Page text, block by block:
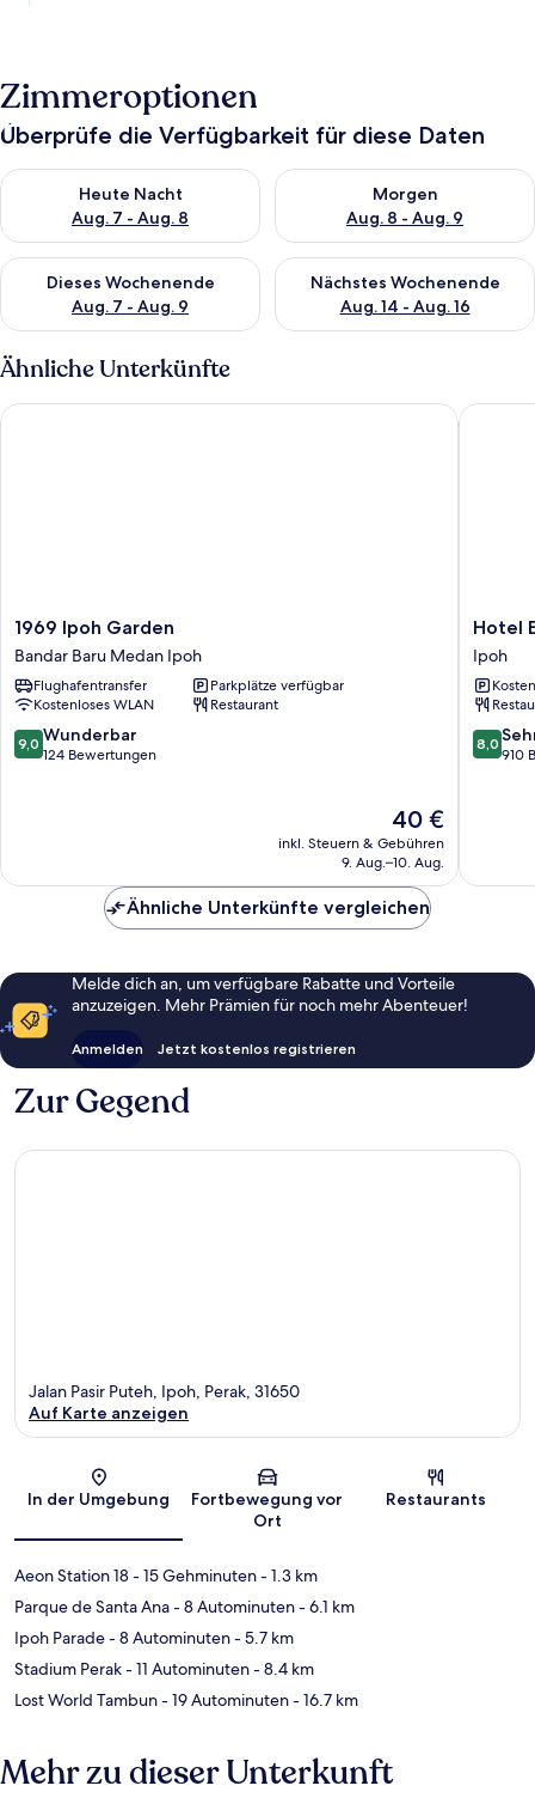
Zimmeroptionen
Überprüfe die Verfügbarkeit für diese Daten
Heute Nacht
Aug. 7 - Aug. 8
Überprüfe die Verfügbarkeit für heute Nacht, Aug. 7 - Aug. 8.
Morgen
Aug. 8 - Aug. 9
Überprüfe die Verfügbarkeit
Dieses Wochenende
Aug. 7 - Aug. 9
Überprüfe die Verfügbarkeit für dieses Wochenende, Aug. 7
Nächstes Wochenende
Aug. 14 - Aug. 16
Überprüfe die Verfügbarkeit
Ähnliche Unterkünfte
1969
Ipoh
Garden
Bandar
Baru
Medan
Ipoh
1969 Ipoh Garden
Bandar Baru Medan Ipoh
Flughafentransfer
Parkplätze verfügbar
Kostenloses WLAN
Restaurant
9.0
von
9,0 Wunderbar
124 Bewertungen
Der
Preis
beträgt
40 €
inkl. Steuern & Gebühren
9. Aug.–10. Aug.
1969 Ipoh Garden
Hotel
Ipoh
Hotel
Ipoh
8.0
von
8,0
910
Hotel
Ähnliche Unterkünfte vergleichen
Melde dich an, um verfügbare Rabatte und Vorteile
anzuzeigen. Mehr Prämien für noch mehr Abenteuer!
Anmelden Jetzt kostenlos registrieren
Zur Gegend
Karte
Jalan Pasir Puteh, Ipoh, Perak, 31650
Auf Karte anzeigen
In der Umgebung
Fortbewegung vor
Ort
Restaurants
Aeon Station 18- 15 Gehminuten- 1.3 km
Parque de Santa Ana- 8 Autominuten- 6.1 km
Ipoh Parade- 8 Autominuten- 5.7 km
Stadium Perak- 11 Autominuten- 8.4 km
Lost World Tambun- 19 Autominuten- 16.7 km
Mehr zu dieser Unterkunft